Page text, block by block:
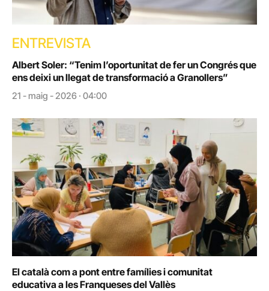
ENTREVISTA
Albert Soler: “Tenim l’oportunitat de fer un Congrés que
ens deixi un llegat de transformació a Granollers”
21 - maig - 2026 · 04:00
El català com a pont entre famílies i comunitat
educativa a les Franqueses del Vallès